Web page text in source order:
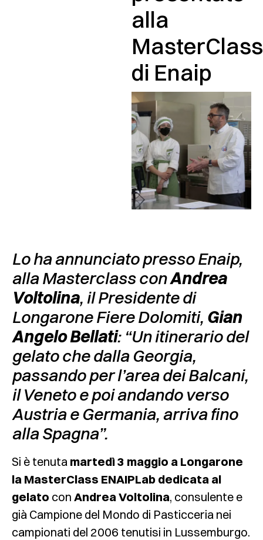
alla
MasterClass
di Enaip
Lo ha annunciato presso Enaip,
alla Masterclass conAndrea
Voltolina, il Presidente di
Longarone Fiere Dolomiti, Gian
Angelo Bellati: “Un itinerario del
gelato che dalla Georgia,
passando per l’area dei Balcani,
il Veneto e poi andando verso
Austria e Germania, arriva fino
alla Spagna”.
Si è tenuta martedì 3 maggio a Longarone
la MasterClass ENAIPLab dedicata al
gelato con Andrea Voltolina, consulente e
già Campione del Mondo di Pasticceria nei
campionati del 2006 tenutisi in Lussemburgo.